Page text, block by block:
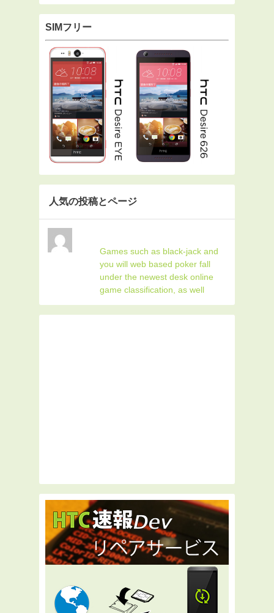
SIMフリー
人気の投稿とページ
Games such as black-jack and
you will web based poker fall
under the newest desk online
game classification, as well